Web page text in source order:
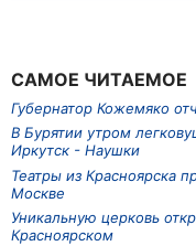
САМОЕ ЧИТАЕМОЕ
Губернатор Кожемяко
В Бурятии утром
Иркутск - Наушки
Театры из Красноярска
Москве
Уникальную церковь
Красноярском